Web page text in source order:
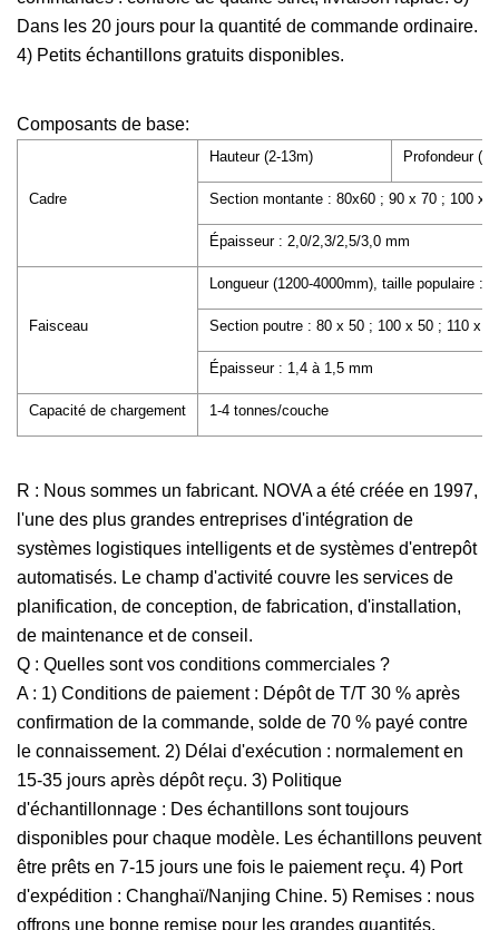
Dans les 20 jours pour la quantité de commande ordinaire.
4) Petits échantillons gratuits disponibles.
Composants de base:
Cadre
Hauteur (2-13m) Profondeur
Section montante : 80x60 ; 90 x 70 ; 100 x
Épaisseur : 2,0/2,3/2,5/3,0 mm
Faisceau
Longueur (1200-4000mm), taille populaire :
Section poutre : 80 x 50 ; 100 x 50 ; 110 x
Épaisseur : 1,4 à 1,5 mm
Capacité de chargement 1-4 tonnes/couche
R : Nous sommes un fabricant. NOVA a été créée en 1997,
l'une des plus grandes entreprises d'intégration de
systèmes logistiques intelligents et de systèmes d'entrepôt
automatisés. Le champ d'activité couvre les services de
planification, de conception, de fabrication, d'installation,
de maintenance et de conseil.
Q : Quelles sont vos conditions commerciales ?
A : 1) Conditions de paiement : Dépôt de T/T 30 % après
confirmation de la commande, solde de 70 % payé contre
le connaissement. 2) Délai d'exécution : normalement en
15-35 jours après dépôt reçu. 3) Politique
d'échantillonnage : Des échantillons sont toujours
disponibles pour chaque modèle. Les échantillons peuvent
être prêts en 7-15 jours une fois le paiement reçu. 4) Port
d'expédition : Changhaï/Nanjing Chine. 5) Remises : nous
offrons une bonne remise pour les grandes quantités.